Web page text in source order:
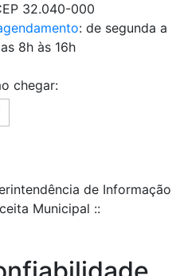
32.040-000
: de segunda a
8h às 16h
chegar:
de Informação
Municipal ::